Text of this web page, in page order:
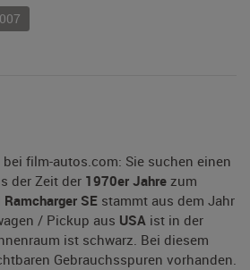
bei film-autos.com: Sie suchen einen
der Zeit der 1970er Jahre zum
Ramcharger SE stammt aus dem Jahr
/ Pickup aus USA ist in der
ist schwarz. Bei diesem
Gebrauchsspuren vorhanden.